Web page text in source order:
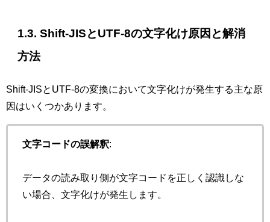
1.3. Shift-JISとUTF-8の文字化け原因と解消
方法
Shift-JISとUTF-8の変換において文字化けが発生する主な原
因はいくつかあります。
文字コードの誤解釈:
データの読み取り側が文字コードを正しく認識しな
い場合、文字化けが発生します。